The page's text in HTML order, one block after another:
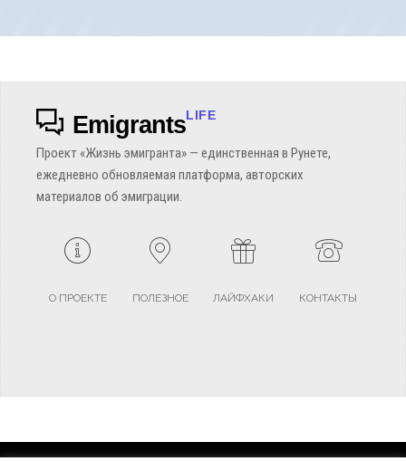
EmigrantsLIFE
Проект «Жизнь эмигранта» — единственная в Рунете,
ежедневно обновляемая платформа, авторских
материалов об эмиграции.
О ПРОЕКТЕ ПОЛЕЗНОЕ ЛАЙФХАКИ КОНТАКТЫ